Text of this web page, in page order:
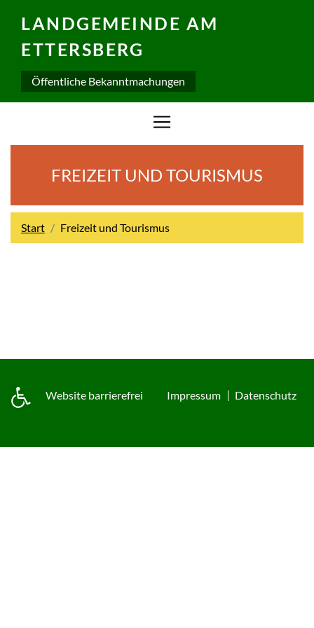
LANDGEMEINDE AM
ETTERSBERG
Öffentliche Bekanntmachungen
FREIZEIT UND TOURISMUS
Start Freizeit und Tourismus
Website barrierefrei Impressum Datenschutz